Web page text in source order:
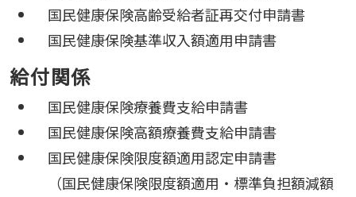
国民健康保険高齢受給者証再交付申請書
国民健康保険基準収入額適用申請書
給付関係
国民健康保険療養費支給申請書
国民健康保険高額療養費支給申請書
国民健康保険限度額適用認定申請書
（国民健康保険限度額適用・標準負担額減額